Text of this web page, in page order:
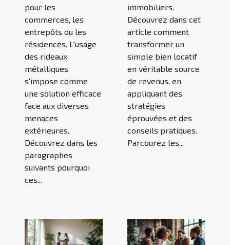
pour les
commerces, les
entrepôts ou les
résidences. L'usage
des rideaux
métalliques
s'impose comme
une solution efficace
face aux diverses
menaces
extérieures.
Découvrez dans les
paragraphes
suivants pourquoi
ces...
immobiliers.
Découvrez dans cet
article comment
transformer un
simple bien locatif
en véritable source
de revenus, en
appliquant des
stratégies
éprouvées et des
conseils pratiques.
Parcourez les...